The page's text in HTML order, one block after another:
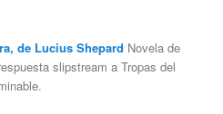
de Lucius Shepard Novela de
slipstream a Tropas del